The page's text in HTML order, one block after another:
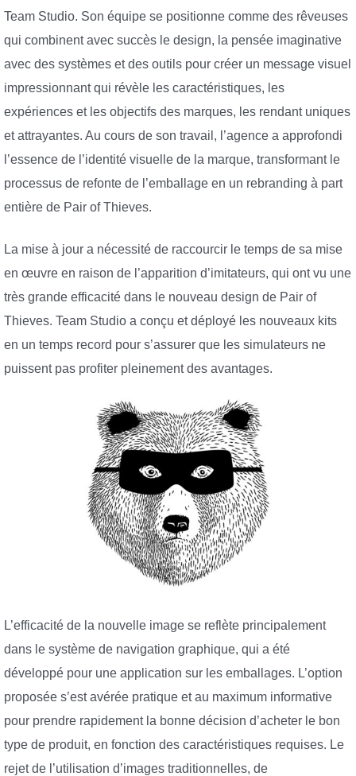
Team Studio. Son équipe se positionne comme des rêveuses
qui combinent avec succès le design, la pensée imaginative
avec des systèmes et des outils pour créer un message visuel
impressionnant qui révèle les caractéristiques, les
expériences et les objectifs des marques, les rendant uniques
et attrayantes. Au cours de son travail, l’agence a approfondi
l’essence de l’identité visuelle de la marque, transformant le
processus de refonte de l’emballage en un rebranding à part
entière de Pair of Thieves.
La mise à jour a nécessité de raccourcir le temps de sa mise
en œuvre en raison de l’apparition d’imitateurs, qui ont vu une
très grande efficacité dans le nouveau design de Pair of
Thieves. Team Studio a conçu et déployé les nouveaux kits
en un temps record pour s’assurer que les simulateurs ne
puissent pas profiter pleinement des avantages.
L’efficacité de la nouvelle image se reflète principalement
dans le système de navigation graphique, qui a été
développé pour une application sur les emballages. L’option
proposée s’est avérée pratique et au maximum informative
pour prendre rapidement la bonne décision d’acheter le bon
type de produit, en fonction des caractéristiques requises. Le
rejet de l’utilisation d’images traditionnelles, de